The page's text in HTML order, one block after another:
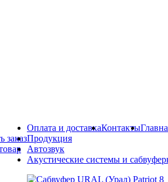
заказ
Оплата и доставкаКонтакты
Продукция
Автозвук
Акустические системы и